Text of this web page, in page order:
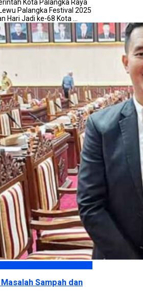
Kota Palangka Raya
Palangka Festival 2025
Hari Jadi ke-68 Kota ...
Sampah dan